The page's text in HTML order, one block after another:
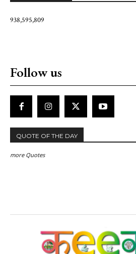
938,595,809
Follow us
QUOTE OF THE DAY
more Quotes